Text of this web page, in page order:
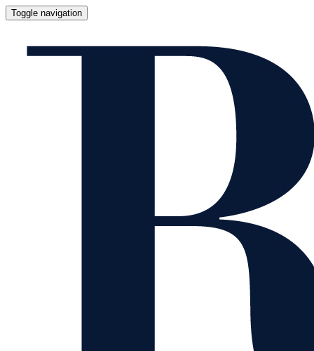
Toggle navigation